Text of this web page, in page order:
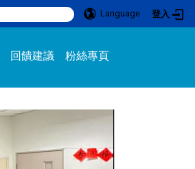
Language
登入
回饋建議 粉絲專頁